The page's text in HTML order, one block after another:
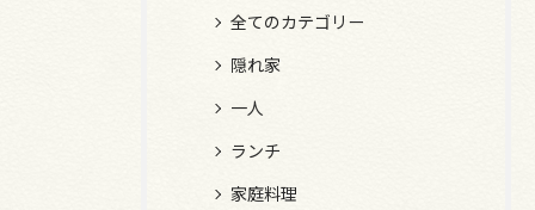
全てのカテゴリー
隠れ家
一人
ランチ
家庭料理